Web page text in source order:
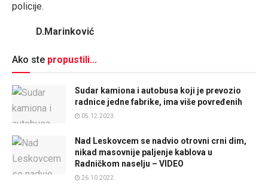
policije.
D.Marinković
Ako ste propustili...
Sudar kamiona i autobusa koji je prevozio
radnice jedne fabrike, ima više povređenih
05.12.2023.
Nad Leskovcem se nadvio otrovni crni dim,
nikad masovnije paljenje kablova u
Radničkom naselju – VIDEO
26.10.2022.